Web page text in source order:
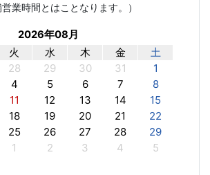
営業時間とはことなります。）
2026年08月
火 水 木 金
土
28 29 30 31
1
4 5 6 7
8
11 12 13 14
15
18 19 20 21
22
25 26 27 28
29
1 2 3 4 5